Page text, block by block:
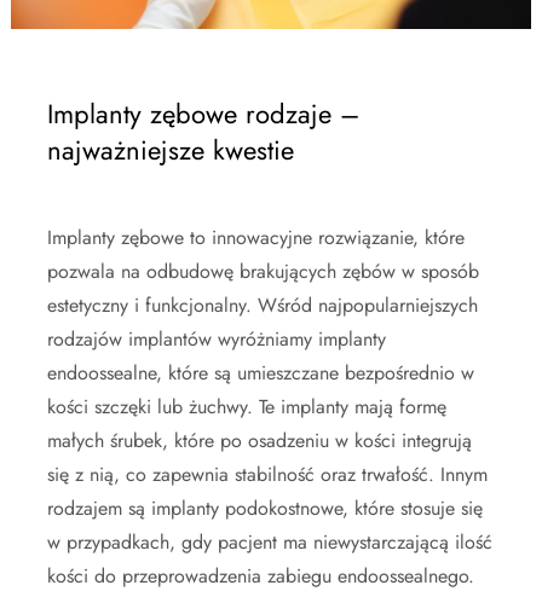
Implanty zębowe rodzaje –
najważniejsze kwestie
Implanty zębowe to innowacyjne rozwiązanie, które
pozwala na odbudowę brakujących zębów w sposób
estetyczny i funkcjonalny. Wśród najpopularniejszych
rodzajów implantów wyróżniamy implanty
endoossealne, które są umieszczane bezpośrednio w
kości szczęki lub żuchwy. Te implanty mają formę
małych śrubek, które po osadzeniu w kości integrują
się z nią, co zapewnia stabilność oraz trwałość. Innym
rodzajem są implanty podokostnowe, które stosuje się
w przypadkach, gdy pacjent ma niewystarczającą ilość
kości do przeprowadzenia zabiegu endoossealnego.